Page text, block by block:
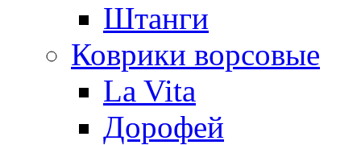
Штанги
Коврики ворсовые
La Vita
Дорофей